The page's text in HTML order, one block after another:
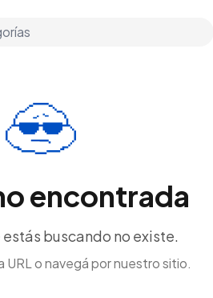
encontrada
buscando no existe.
URL o navegá por nuestro sitio.